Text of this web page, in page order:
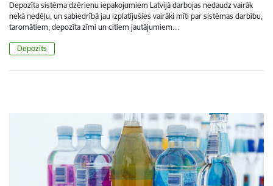
Depozīta sistēma dzērienu iepakojumiem Latvijā darbojas nedaudz vairāk
nekā nedēļu, un sabiedrībā jau izplatījušies vairāki mīti par sistēmas darbību,
taromātiem, depozīta zīmi un citiem jautājumiem…
Depozīts